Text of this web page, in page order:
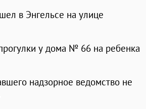
в Энгельсе на улице
у дома № 66 на ребенка
надзорное ведомство не